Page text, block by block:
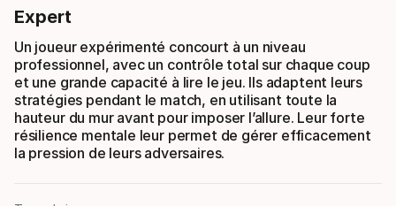
Expert
Un joueur expérimenté concourt à un niveau
professionnel, avec un contrôle total sur chaque coup
et une grande capacité à lire le jeu. Ils adaptent leurs
stratégies pendant le match, en utilisant toute la
hauteur du mur avant pour imposer l’allure. Leur forte
résilience mentale leur permet de gérer efficacement
la pression de leurs adversaires.